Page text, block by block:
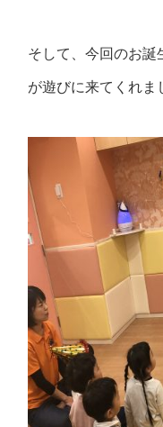
そして、今回のお誕
が遊びに来てくれま